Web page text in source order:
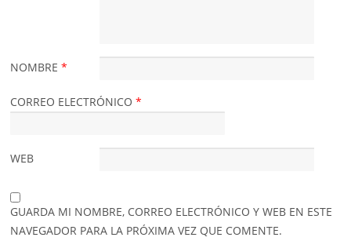
NOMBRE*
CORREO ELECTRÓNICO*
WEB
GUARDA MI NOMBRE, CORREO ELECTRÓNICO Y WEB EN ESTE
NAVEGADOR PARA LA PRÓXIMA VEZ QUE COMENTE.